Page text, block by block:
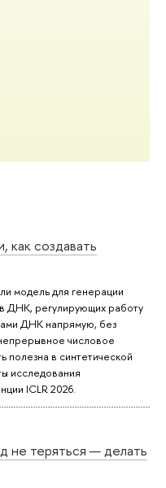
как создавать
модель для генерации
ДНК, регулирующих работу
ДНК напрямую, без
числовое
полезна в синтетической
исследования
ICLR 2026.
не теряться — делать